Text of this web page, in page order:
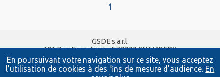
En poursuivant votre navigation sur ce site, vous acceptez
l’utilisation de cookies à des fins de mesure d'audience. En
1
GSDE s.a.r.l.
181 Rue Franz Liszt - F 73000 CHAMBERY
Tel : 04 56 42 80 70| Fax :04 56 42 80 71
xavier.granjon@systemes-didactiques.fr
www.gsde.fr